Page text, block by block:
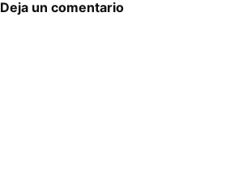
Deja un comentario